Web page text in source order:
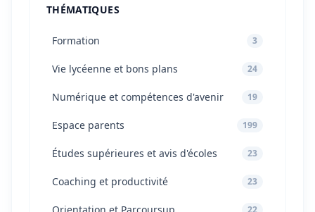
THÉMATIQUES
Formation 3
Vie lycéenne et bons plans 24
Numérique et compétences d'avenir 19
Espace parents 199
Études supérieures et avis d'écoles 23
Coaching et productivité 23
22